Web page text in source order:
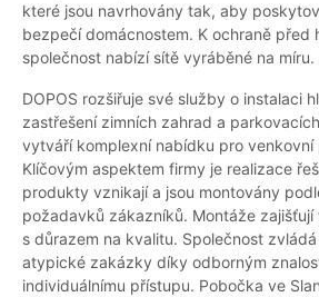
které jsou navrhovány tak, aby
bezpečí domácnostem. K ochraně před
společnost nabízí sítě vyráběné na míru.
DOPOS rozšiřuje své služby o instalaci
zastřešení zimních zahrad a
vytváří komplexní nabídku pro venkovní
Klíčovým aspektem firmy je realizace
produkty vznikají a jsou montovány
požadavků zákazníků. Montáže zajišťují
s důrazem na kvalitu. Společnost
atypické zakázky díky odborným
individuálnímu přístupu. Pobočka ve